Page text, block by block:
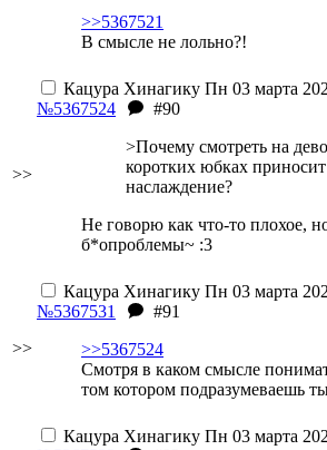
>>5367521
В смысле не лольно?!
>>
Кацура Хинагику Пн 03 марта
№5367524
#90
>Почему смотреть на
коротких юбках приносит
наслаждение?
Не говорю как что-то плохое,
б*опроблемы~ :3
>>
Кацура Хинагику Пн 03 марта
№5367531
#91
>>5367524
Смотря в каком смысле
том котором подразумеваешь
Кацура Хинагику Пн 03 марта